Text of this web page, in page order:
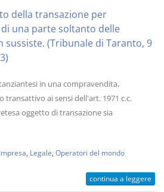
della transazione per
una parte soltanto delle
sussiste. (Tribunale di Taranto, 9
in una compravendita,
ai sensi dell'art. 1971 c.c.
oggetto di transazione sia
Impresa Legale Operatori del mondo
continua a leggere